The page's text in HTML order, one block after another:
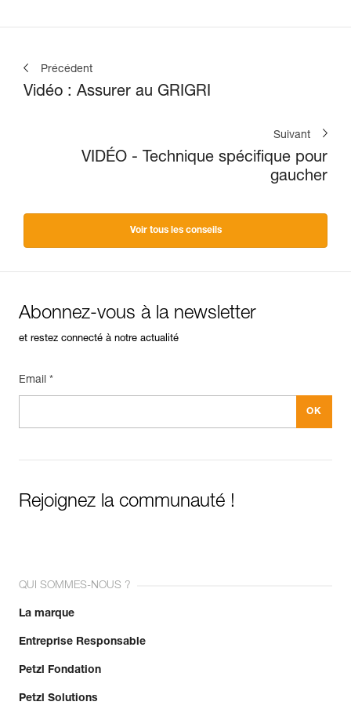
Précédent
Vidéo : Assurer au GRIGRI
Suivant
VIDÉO - Technique spécifique pour
gaucher
Voir tous les conseils
Abonnez-vous à la newsletter
et restez connecté à notre actualité
Email *
Rejoignez la communauté !
QUI SOMMES-NOUS ?
La marque
Entreprise Responsable
Petzl Fondation
Petzl Solutions